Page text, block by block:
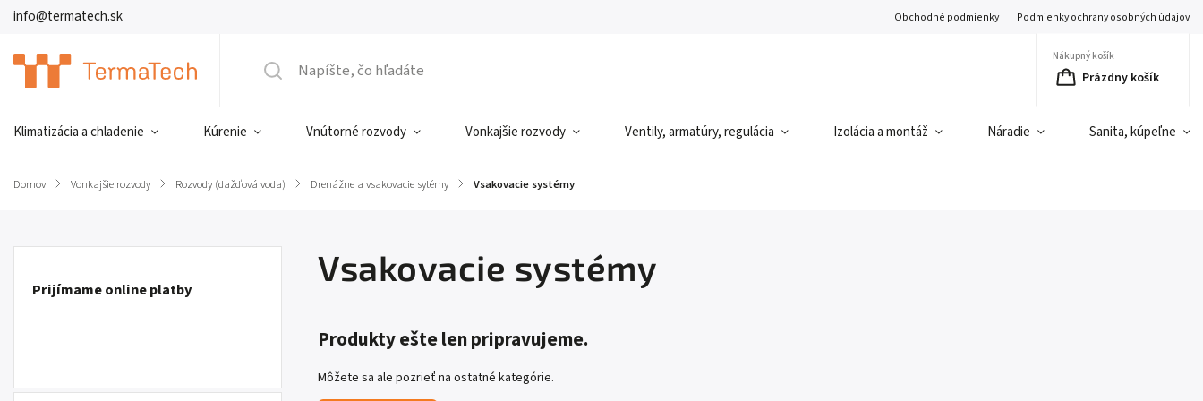
info@termatech.sk Obchodné podmienky Podmienky ochrany osobných údajov
Nákupný košík
Prázdny košík
Klimatizácia a chladenie Kúrenie Vnútorné rozvody Vonkajšie rozvody Ventily, armatúry, regulácia Izolácia a montáž Náradie Sanita, kúpeľne
Domov / Vonkajšie rozvody / Rozvody (dažďová voda) / Drenážne a vsakovacie sytémy / Vsakovacie systémy
Prijímame online platby
Vsakovacie systémy
Produkty ešte len pripravujeme.
Môžete sa ale pozrieť na ostatné kategórie.